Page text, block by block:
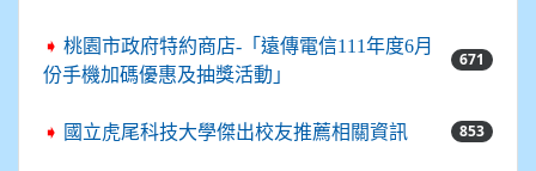
➧ 桃園市政府特約商店-「遠傳電信111年度6月
份手機加碼優惠及抽獎活動」
671
➧ 國立虎尾科技大學傑出校友推薦相關資訊 853